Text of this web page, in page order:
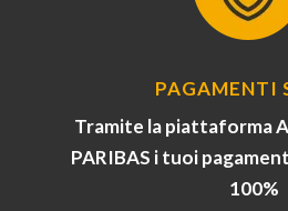
PAGAMENTI
Tramite la piattaforma
PARIBAS i tuoi
100%